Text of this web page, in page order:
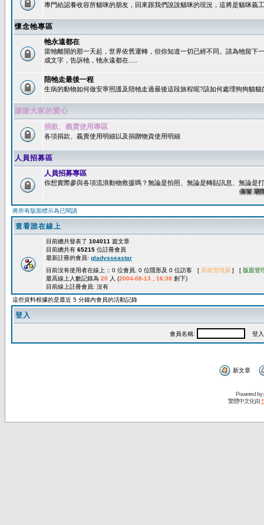
專門給認養收容所貓咪的朋友，回來跟我們說說貓咪的現況，這將是貓咪義
懷念牠專區
牠永遠都在
當牠離開的那一天起，世界依舊運轉，但你知道一切已經不同。請為牠留下
成文字，告訴牠，牠永遠都在.....
陪牠走最後一程
生病的動物如何做安寧照護及陪牠走過最後這段旅程呢?該如何處理狗狗貓貓
謝謝大家的愛心
捐款、義賣使用專區
各項捐款、義賣使用明細以及捐贈物資使用明細
人員招募區
人員招募專區
你想實際參與各項流浪動物救援嗎？無論是拍照、無論是轉貼訊息、無論是
保留期限：
將所有版面標示為已閱讀
查看誰在線上
目前總共發表了 104011 篇文章
目前總共有 65215 位註冊會員
最新註冊的會員: gladysseastar
目前沒有使用者在線上 :: 0 位會員, 0 位隱形及 0 位訪客 [ 系統管理員 ] [ 版面管
最高線上人數記錄為 20 人 (2004-08-13 , 16:38 創下)
目前線上註冊會員: 沒有
這些資料根據的是最近 5 分鐘內會員的活動記錄
登入
會員名稱: 登入
新文章
Powered by
繁體中文化由